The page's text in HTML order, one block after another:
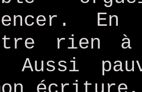
rien
Aussi